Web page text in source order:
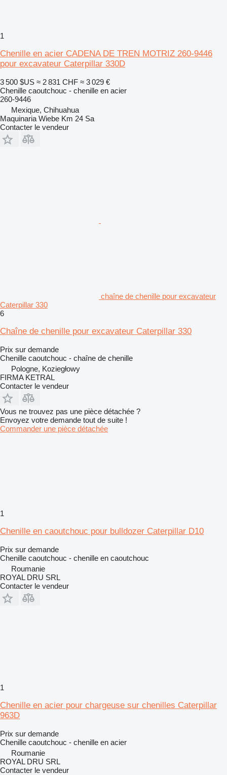
1
Chenille en acier CADENA DE TREN MOTRIZ 260-9446
pour excavateur Caterpillar 330D
3 500 $US ≈ 2 831 CHF ≈ 3 029 €
Chenille caoutchouc - chenille en acier
260-9446
Mexique, Chihuahua
Maquinaria Wiebe Km 24 Sa
Contacter le vendeur
chaîne de chenille pour excavateur
Caterpillar 330
6
Chaîne de chenille pour excavateur Caterpillar 330
Prix sur demande
Chenille caoutchouc - chaîne de chenille
Pologne, Koziegłowy
FIRMA KETRAL
Contacter le vendeur
Vous ne trouvez pas une pièce détachée ?
Envoyez votre demande tout de suite !
Commander une pièce détachée
1
Chenille en caoutchouc pour bulldozer Caterpillar D10
Prix sur demande
Chenille caoutchouc - chenille en caoutchouc
Roumanie
ROYAL DRU SRL
Contacter le vendeur
1
Chenille en acier pour chargeuse sur chenilles Caterpillar
963D
Prix sur demande
Chenille caoutchouc - chenille en acier
Roumanie
ROYAL DRU SRL
Contacter le vendeur